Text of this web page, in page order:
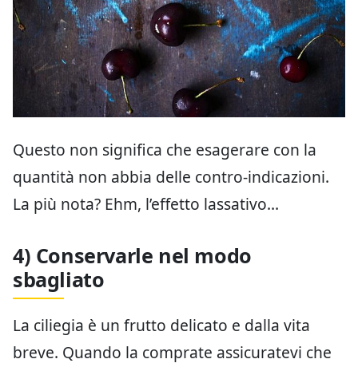
Questo non significa che esagerare con la
quantità non abbia delle contro-indicazioni.
La più nota? Ehm, l’effetto lassativo…
4) Conservarle nel modo
sbagliato
La ciliegia è un frutto delicato e dalla vita
breve. Quando la comprate assicuratevi che